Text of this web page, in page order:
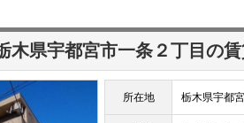
木県宇都宮市一条２丁目の
所在地 栃木県宇都